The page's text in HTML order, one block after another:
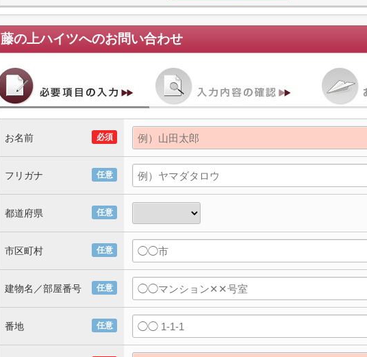
藤の上ハイツへのお問い合わせ
必須
お名前
任意
フリガナ
任意
都道府県
任意
市区町村
任意
建物名／部屋番号
任意
番地